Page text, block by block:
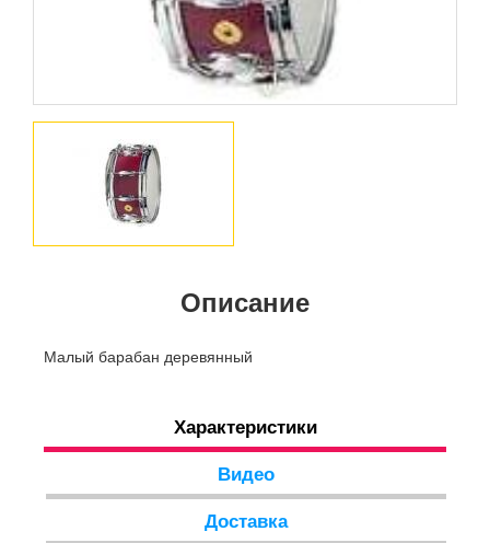
Описание
Малый барабан деревянный
Характеристики
Видео
Доставка